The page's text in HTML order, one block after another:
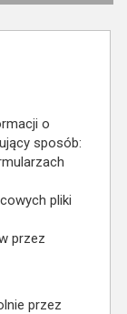
o
sposób:
pliki
przez
przez